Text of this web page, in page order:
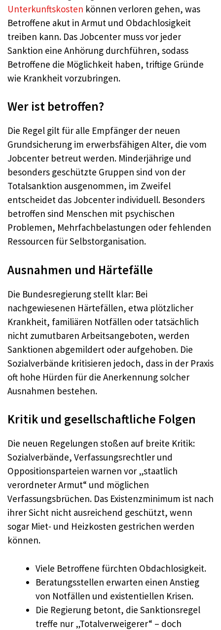
Unterkunftskosten können verloren gehen, was
Betroffene akut in Armut und Obdachlosigkeit
treiben kann. Das Jobcenter muss vor jeder
Sanktion eine Anhörung durchführen, sodass
Betroffene die Möglichkeit haben, triftige Gründe
wie Krankheit vorzubringen.
Wer ist betroffen?
Die Regel gilt für alle Empfänger der neuen
Grundsicherung im erwerbsfähigen Alter, die vom
Jobcenter betreut werden. Minderjährige und
besonders geschützte Gruppen sind von der
Totalsanktion ausgenommen, im Zweifel
entscheidet das Jobcenter individuell. Besonders
betroffen sind Menschen mit psychischen
Problemen, Mehrfachbelastungen oder fehlenden
Ressourcen für Selbstorganisation.
Ausnahmen und Härtefälle
Die Bundesregierung stellt klar: Bei
nachgewiesenen Härtefällen, etwa plötzlicher
Krankheit, familiären Notfällen oder tatsächlich
nicht zumutbaren Arbeitsangeboten, werden
Sanktionen abgemildert oder aufgehoben. Die
Sozialverbände kritisieren jedoch, dass in der Praxis
oft hohe Hürden für die Anerkennung solcher
Ausnahmen bestehen.
Kritik und gesellschaftliche Folgen
Die neuen Regelungen stoßen auf breite Kritik:
Sozialverbände, Verfassungsrechtler und
Oppositionsparteien warnen vor „staatlich
verordneter Armut“ und möglichen
Verfassungsbrüchen. Das Existenzminimum ist nach
ihrer Sicht nicht ausreichend geschützt, wenn
sogar Miet- und Heizkosten gestrichen werden
können.
Viele Betroffene fürchten Obdachlosigkeit.
Beratungsstellen erwarten einen Anstieg
von Notfällen und existentiellen Krisen.
Die Regierung betont, die Sanktionsregel
treffe nur „Totalverweigerer“ – doch